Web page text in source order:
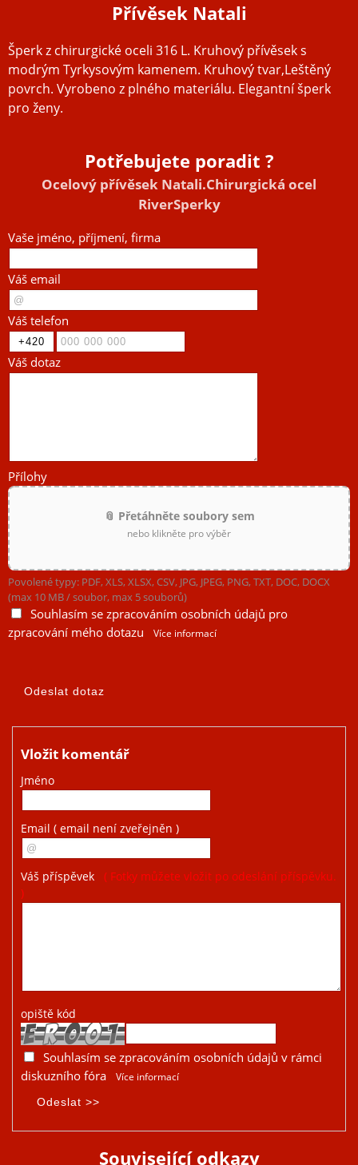
Přívěsek Natali
Šperk z chirurgické oceli 316 L. Kruhový přívěsek s
modrým Tyrkysovým kamenem. Kruhový tvar,Leštěný
povrch. Vyrobeno z plného materiálu. Elegantní šperk
pro ženy.
Potřebujete poradit ?
Ocelový přívěsek Natali.Chirurgická ocel
RiverSperky
Vaše jméno, příjmení, firma
Váš email
Váš telefon
Váš dotaz
Přílohy
📎 Přetáhněte soubory sem
nebo klikněte pro výběr
Povolené typy: PDF, XLS, XLSX, CSV, JPG, JPEG, PNG, TXT, DOC, DOCX
(max 10 MB / soubor, max 5 souborů)
Souhlasím se zpracováním osobních údajů pro
zpracování mého dotazu
Více informací
Vložit komentář
Jméno
Email ( email není zveřejněn )
Váš příspěvek
( Fotky můžete vložit po odeslání příspěvku.
)
opiště kód
Souhlasím se zpracováním osobních údajů v rámci
diskuzního fóra
Více informací
Související odkazy